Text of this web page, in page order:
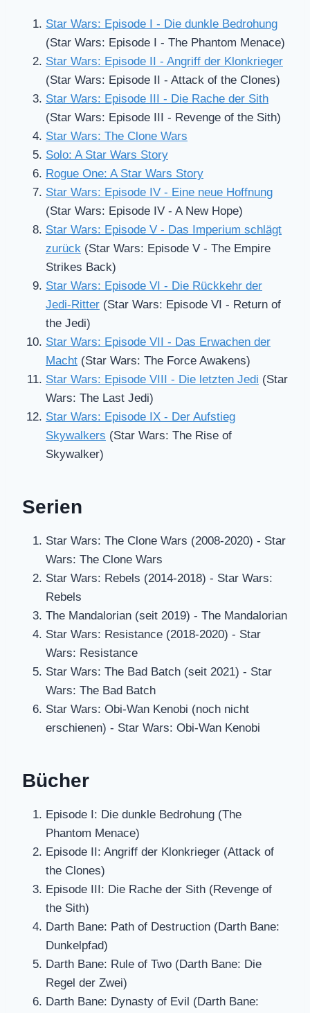
Star Wars: Episode I - Die dunkle Bedrohung
(Star Wars: Episode I - The Phantom Menace)
Star Wars: Episode II - Angriff der Klonkrieger
(Star Wars: Episode II - Attack of the Clones)
Star Wars: Episode III - Die Rache der Sith
(Star Wars: Episode III - Revenge of the Sith)
Star Wars: The Clone Wars
Solo: A Star Wars Story
Rogue One: A Star Wars Story
Star Wars: Episode IV - Eine neue Hoffnung
(Star Wars: Episode IV - A New Hope)
Star Wars: Episode V - Das Imperium schlägt
zurück (Star Wars: Episode V - The Empire
Strikes Back)
Star Wars: Episode VI - Die Rückkehr der
Jedi-Ritter (Star Wars: Episode VI - Return of
the Jedi)
Star Wars: Episode VII - Das Erwachen der
Macht (Star Wars: The Force Awakens)
Star Wars: Episode VIII - Die letzten Jedi (Star
Wars: The Last Jedi)
Star Wars: Episode IX - Der Aufstieg
Skywalkers (Star Wars: The Rise of
Skywalker)
Serien
Star Wars: The Clone Wars (2008-2020) - Star
Wars: The Clone Wars
Star Wars: Rebels (2014-2018) - Star Wars:
Rebels
The Mandalorian (seit 2019) - The Mandalorian
Star Wars: Resistance (2018-2020) - Star
Wars: Resistance
Star Wars: The Bad Batch (seit 2021) - Star
Wars: The Bad Batch
Star Wars: Obi-Wan Kenobi (noch nicht
erschienen) - Star Wars: Obi-Wan Kenobi
Bücher
Episode I: Die dunkle Bedrohung (The
Phantom Menace)
Episode II: Angriff der Klonkrieger (Attack of
the Clones)
Episode III: Die Rache der Sith (Revenge of
the Sith)
Darth Bane: Path of Destruction (Darth Bane:
Dunkelpfad)
Darth Bane: Rule of Two (Darth Bane: Die
Regel der Zwei)
Darth Bane: Dynasty of Evil (Darth Bane: